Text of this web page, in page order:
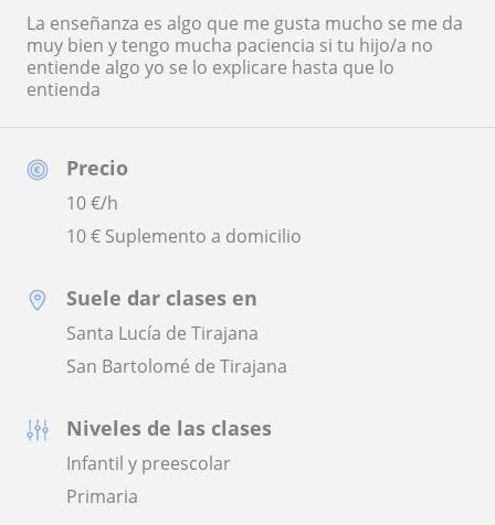
Precio
10€/h
10 € Suplemento a domicilio
Suele dar clases en
Santa Lucía de Tirajana
San Bartolomé de Tirajana
Niveles de las clases
Infantil y preescolar
Primaria
La enseñanza es algo que me gusta mucho se me da
muy bien y tengo mucha paciencia si tu hijo/a no
entiende algo yo se lo explicare hasta que lo
entienda